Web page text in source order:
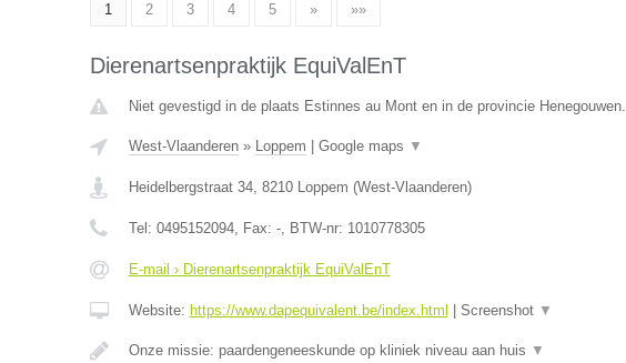
1 2 3 4 5 » »»
Dierenartsenpraktijk EquiValEnT
Niet gevestigd in de plaats Estinnes au Mont en in de provincie Henegouwen.
West-Vlaanderen» Loppem Google maps ▼
Heidelbergstraat 34, 8210 Loppem (West-Vlaanderen)
Tel: 0495152094, Fax: -, BTW-nr: 1010778305
E-mail › Dierenartsenpraktijk EquiValEnT
Website: https://www.dapequivalent.be/index.html Screenshot ▼
Onze missie: paardengeneeskunde op kliniek niveau aan huis ▼